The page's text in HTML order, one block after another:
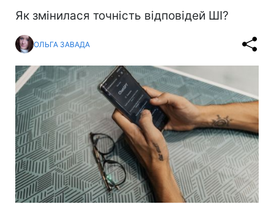
Як змінилася точність відповідей ШІ?
ОЛЬГА ЗАВАДА